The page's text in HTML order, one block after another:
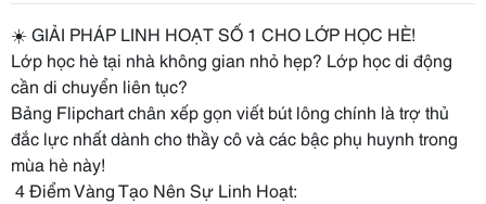
☀ GIẢI PHÁP LINH HOẠT SỐ 1 CHO LỚP HỌC HÈ!
Lớp học hè tại nhà không gian nhỏ hẹp? Lớp học di động
cần di chuyển liên tục?
Bảng Flipchart chân xếp gọn viết bút lông chính là trợ thủ
đắc lực nhất dành cho thầy cô và các bậc phụ huynh trong
mùa hè này!
4 Điểm Vàng Tạo Nên Sự Linh Hoạt: